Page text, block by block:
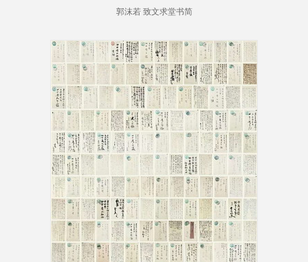
郭沫若 致文求堂书简